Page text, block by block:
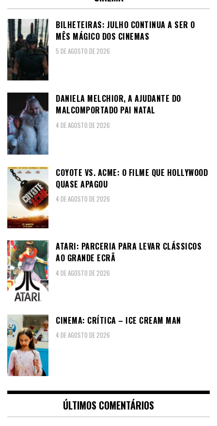
BILHETEIRAS: JULHO CONTINUA A SER O
MÊS MÁGICO DOS CINEMAS
5 DE AGOSTO DE 2026
DANIELA MELCHIOR, A AJUDANTE DO
MALCOMPORTADO PAI NATAL
4 DE AGOSTO DE 2026
COYOTE VS. ACME: O FILME QUE HOLLYWOOD
QUASE APAGOU
4 DE AGOSTO DE 2026
ATARI: PARCERIA PARA LEVAR CLÁSSICOS
AO GRANDE ECRÃ
4 DE AGOSTO DE 2026
CINEMA: CRÍTICA – ICE CREAM MAN
4 DE AGOSTO DE 2026
ÚLTIMOS COMENTÁRIOS